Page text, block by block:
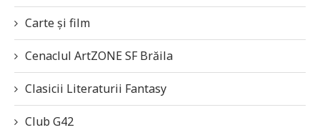
Carte și film
Cenaclul ArtZONE SF Brăila
Clasicii Literaturii Fantasy
Club G42